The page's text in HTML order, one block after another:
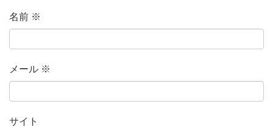
名前 ※
メール ※
サイト